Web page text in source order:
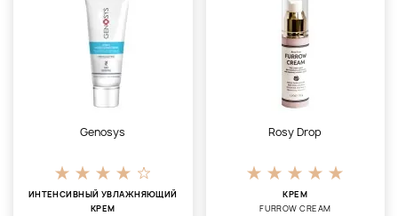
Genosys
ИНТЕНСИВНЫЙ УВЛАЖНЯЮЩИЙ
КРЕМ
Rosy Drop
КРЕМ
FURROW CREAM